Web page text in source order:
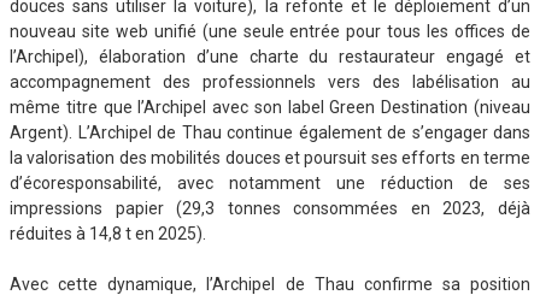
douces sans utiliser la voiture), la refonte et le déploiement d’un
nouveau site web unifié (une seule entrée pour tous les offices de
l’Archipel), élaboration d’une charte du restaurateur engagé et
accompagnement des professionnels vers des labélisation au
même titre que l’Archipel avec son label Green Destination (niveau
Argent). L’Archipel de Thau continue également de s’engager dans
la valorisation des mobilités douces et poursuit ses efforts en terme
d’écoresponsabilité, avec notamment une réduction de ses
impressions papier (29,3 tonnes consommées en 2023, déjà
réduites à 14,8 t en 2025).
Avec cette dynamique, l’Archipel de Thau confirme sa position